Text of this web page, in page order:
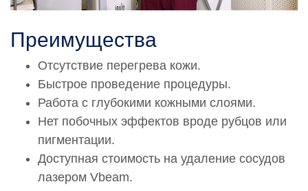
удаление сосудов до 600 импульсов)
0002836
Лазерная коагуляция Вибим (Vbeam) Ноги (лазерное
удаление сосудов от 600 до 800 импульсов)
36 400 руб.
0002987
Лазерная коагуляция Вибим (Vbeam) Крылья носа
7 800 руб.
Преимущества
Отсутствие перегрева кожи.
Быстрое проведение процедуры.
Работа с глубокими кожными слоями.
Нет побочных эффектов вроде рубцов или
пигментации.
Доступная стоимость на удаление сосудов
лазером Vbeam.